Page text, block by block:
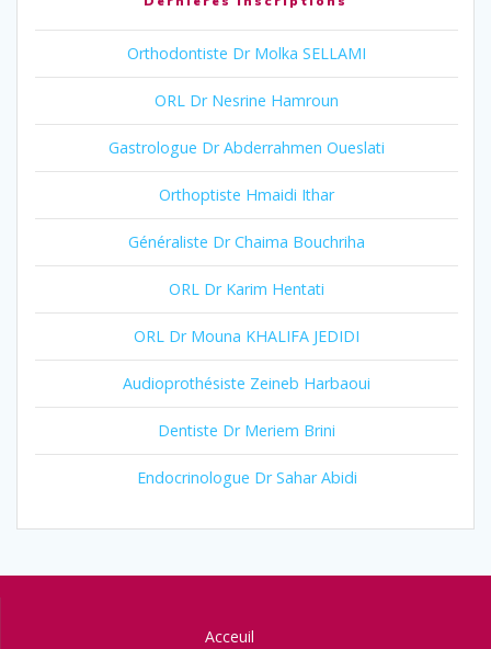
Orthodontiste Dr Molka SELLAMI
ORL Dr Nesrine Hamroun
Gastrologue Dr Abderrahmen Oueslati
Orthoptiste Hmaidi Ithar
Généraliste Dr Chaima Bouchriha
ORL Dr Karim Hentati
ORL Dr Mouna KHALIFA JEDIDI
Audioprothésiste Zeineb Harbaoui
Dentiste Dr Meriem Brini
Endocrinologue Dr Sahar Abidi
Acceuil